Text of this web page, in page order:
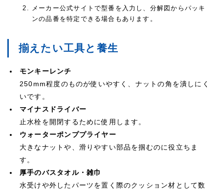
メーカー公式サイトで型番を入力し、分解図からパッキ
ンの品番を特定できる場合もあります。
揃えたい工具と養生
モンキーレンチ
250mm程度のものが使いやすく、ナットの角を潰しにく
いです。
マイナスドライバー
止水栓を開閉するために使用します。
ウォーターポンププライヤー
大きなナットや、滑りやすい部品を掴むのに役立ちま
す。
厚手のバスタオル・雑巾
水受けや外したパーツを置く際のクッション材として数